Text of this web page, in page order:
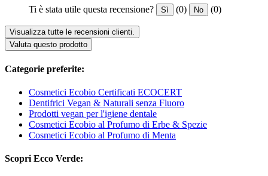
Ti è stata utile questa recensione? Sì (0) No (0)
Visualizza tutte le recensioni clienti.
Valuta questo prodotto
Categorie preferite:
Cosmetici Ecobio Certificati ECOCERT
Dentifrici Vegan & Naturali senza Fluoro
Prodotti vegan per l'igiene dentale
Cosmetici Ecobio al Profumo di Erbe & Spezie
Cosmetici Ecobio al Profumo di Menta
Scopri Ecco Verde: